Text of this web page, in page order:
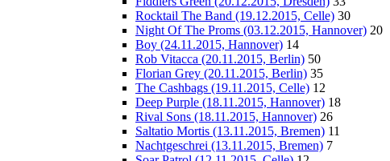
Rocktail The Band (19.12.2015, Celle) 30
Night Of The Proms (03.12.2015, Hannover) 20
Boy (24.11.2015, Hannover) 14
Rob Vitacca (20.11.2015, Berlin) 50
Florian Grey (20.11.2015, Berlin) 35
The Cashbags (19.11.2015, Celle) 12
Deep Purple (18.11.2015, Hannover) 18
Rival Sons (18.11.2015, Hannover) 26
Saltatio Mortis (13.11.2015, Bremen) 11
Nachtgeschrei (13.11.2015, Bremen) 7